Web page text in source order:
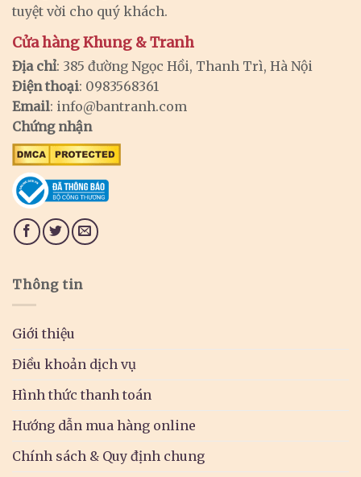
tuyệt vời cho quý khách.
Cửa hàng Khung & Tranh
Địa chỉ: 385 đường Ngọc Hồi, Thanh Trì, Hà Nội
Điện thoại: 0983568361
Email: info@bantranh.com
Chứng nhận
Thông tin
Giới thiệu
Điều khoản dịch vụ
Hình thức thanh toán
Hướng dẫn mua hàng online
Chính sách & Quy định chung